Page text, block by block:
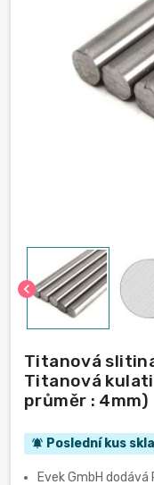
chevron_left
Titanová
Titanová
průměr : 4mm)
notifications_active Poslední kus
Evek GmbH